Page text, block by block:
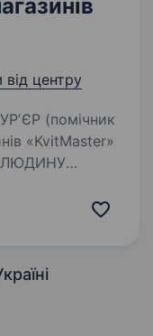
від центру
ЛЮДИНУ